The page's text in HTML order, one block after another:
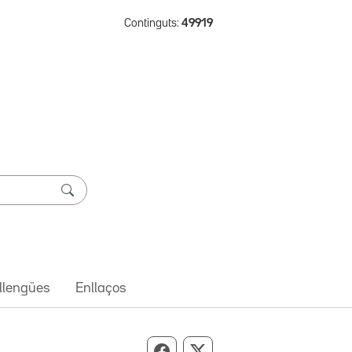
Continguts: 49919
Enllaços